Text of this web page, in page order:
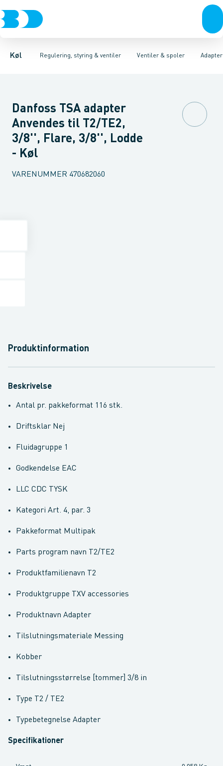
Køl Regulering, styring & ventiler
KompressorerKondenseringsaggregaterFordampere
Ventiler & spoler
Pressostater & termostaterSensorer & transmitterer
Magnetventiler til vandMagnetventiler til kølemiddel
Danfoss TSA adapter
Anvendes til T2/TE2,
3/8'', Flare, 3/8'', Lodde
- Køl
VARENUMMER 470682060
Produktinformation
Beskrivelse
Antal pr. pakkeformat 116 stk.
Driftsklar Nej
Fluidagruppe 1
Godkendelse EAC
LLC CDC TYSK
Kategori Art. 4, par. 3
Pakkeformat Multipak
Parts program navn T2/TE2
Produktfamilienavn T2
Produktgruppe TXV accessories
Produktnavn Adapter
Tilslutningsmateriale Messing
Kobber
Tilslutningsstørrelse [tommer] 3/8 in
Type T2 / TE2
Typebetegnelse Adapter
Specifikationer